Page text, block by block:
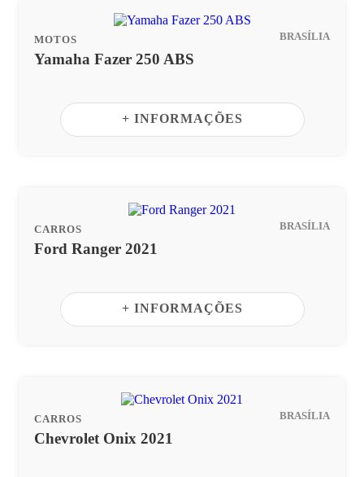
MOTOS BRASÍLIA
Yamaha Fazer 250 ABS
+ INFORMAÇÕES
CARROS BRASÍLIA
Ford Ranger 2021
+ INFORMAÇÕES
CARROS BRASÍLIA
Chevrolet Onix 2021